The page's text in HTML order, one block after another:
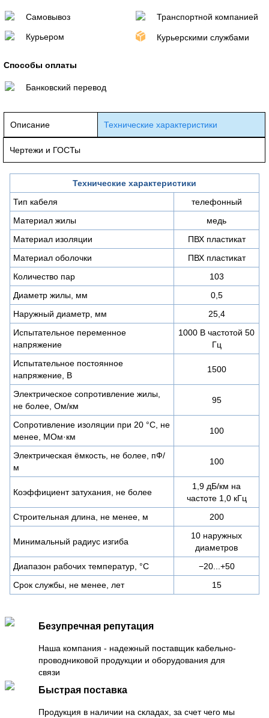
Самовывоз
Курьером
Транспортной компанией
Курьерскими службами
Способы оплаты
Банковский перевод
Описание Технические характеристики
Чертежи и ГОСТы
Технические характеристики
Тип кабеля
телефонный
Материал жилы
медь
Материал изоляции
ПВХ пластикат
Материал оболочки
ПВХ пластикат
Количество пар
103
Диаметр жилы, мм
0,5
Наружный диаметр, мм
25,4
Испытательное переменное
напряжение
1000 В частотой 50
Гц
Испытательное постоянное
напряжение, В
1500
Электрическое сопротивление жилы,
не более, Ом/км
95
Сопротивление изоляции при 20 °С, не
менее, МОм·км
100
Электрическая ёмкость, не более, пФ/
м
100
Коэффициент затухания, не более
1,9 дБ/км на
частоте 1,0 кГц
Строительная длина, не менее, м
200
Минимальный радиус изгиба
10 наружных
диаметров
Диапазон рабочих температур, °C
−20...+50
Срок службы, не менее, лет
15
Безупречная репутация
Наша компания - надежный поставщик кабельно-
проводниковой продукции и оборудования для
связи
Быстрая поставка
Продукция в наличии на складах, за счет чего мы